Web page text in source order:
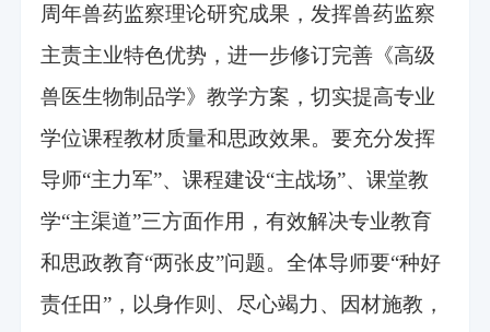
周年兽药监察理论研究成果，发挥兽药监察
主责主业特色优势，进一步修订完善《高级
兽医生物制品学》教学方案，切实提高专业
学位课程教材质量和思政效果。要充分发挥
导师“主力军”、课程建设“主战场”、课堂教
学“主渠道”三方面作用，有效解决专业教育
和思政教育“两张皮”问题。全体导师要“种好
责任田”，以身作则、尽心竭力、因材施教，